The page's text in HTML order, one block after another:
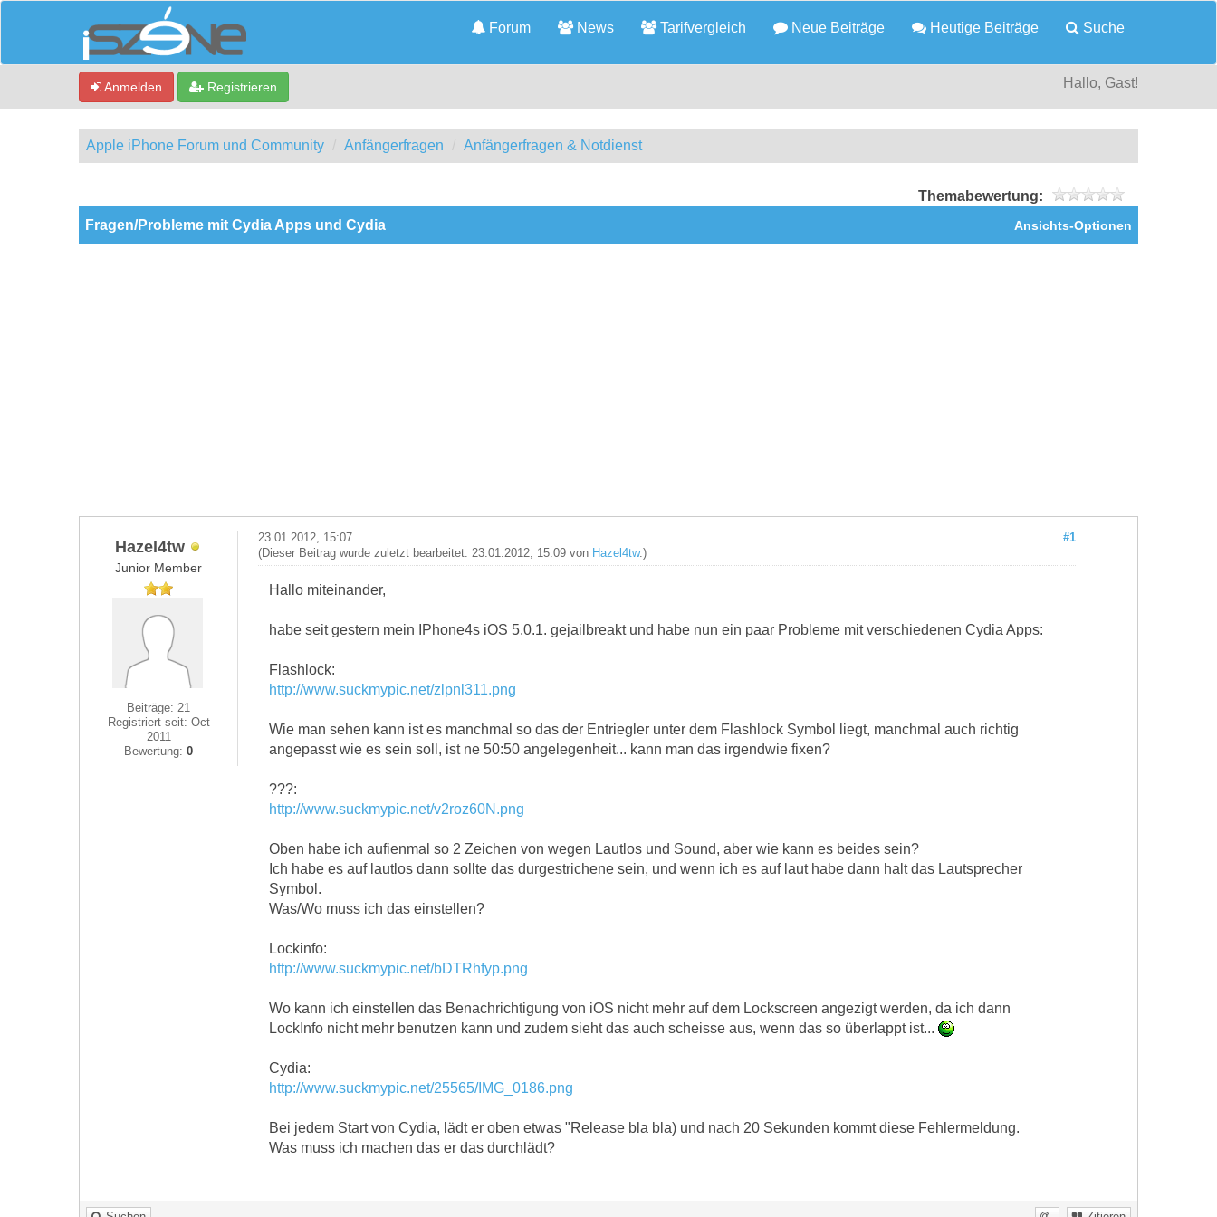
Forum News Tarifvergleich Neue Beiträge Heutige Beiträge Suche
Anmelden Registrieren Hallo, Gast!
Apple iPhone Forum und Community Anfängerfragen Anfängerfragen & Notdienst
Themabewertung:
Ansichts-Optionen
Fragen/Probleme mit Cydia Apps und Cydia
Hazel4tw
Junior Member
Beiträge: 21
Registriert seit: Oct
2011
Bewertung:0
#1
23.01.2012, 15:07
(Dieser Beitrag wurde zuletzt bearbeitet: 23.01.2012, 15:09 von Hazel4tw.)
Hallo miteinander,
habe seit gestern mein IPhone4s iOS 5.0.1. gejailbreakt und habe nun ein paar Probleme mit verschiedenen Cydia Apps:
Flashlock:
http://www.suckmypic.net/zlpnl311.png
Wie man sehen kann ist es manchmal so das der Entriegler unter dem Flashlock Symbol liegt, manchmal auch richtig
angepasst wie es sein soll, ist ne 50:50 angelegenheit... kann man das irgendwie fixen?
???:
http://www.suckmypic.net/v2roz60N.png
Oben habe ich aufienmal so 2 Zeichen von wegen Lautlos und Sound, aber wie kann es beides sein?
Ich habe es auf lautlos dann sollte das durgestrichene sein, und wenn ich es auf laut habe dann halt das Lautsprecher
Symbol.
Was/Wo muss ich das einstellen?
Lockinfo:
http://www.suckmypic.net/bDTRhfyp.png
Wo kann ich einstellen das Benachrichtigung von iOS nicht mehr auf dem Lockscreen angezigt werden, da ich dann
LockInfo nicht mehr benutzen kann und zudem sieht das auch scheisse aus, wenn das so überlappt ist...
Cydia:
http://www.suckmypic.net/25565/IMG_0186.png
Bei jedem Start von Cydia, lädt er oben etwas "Release bla bla) und nach 20 Sekunden kommt diese Fehlermeldung.
Was muss ich machen das er das durchlädt?